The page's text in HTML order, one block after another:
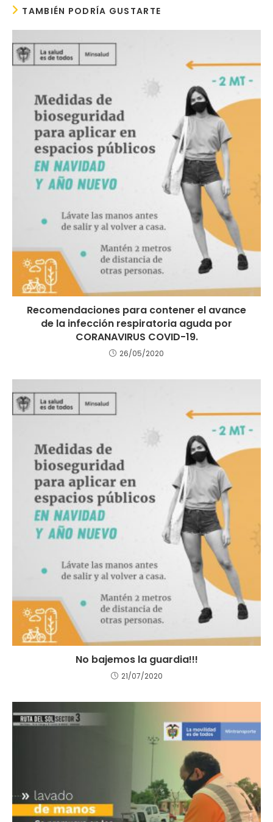
TAMBIÉN PODRÍA GUSTARTE
Recomendaciones para contener el avance
de la infección respiratoria aguda por
CORANAVIRUS COVID-19.
26/05/2020
No bajemos la guardia!!!
21/07/2020